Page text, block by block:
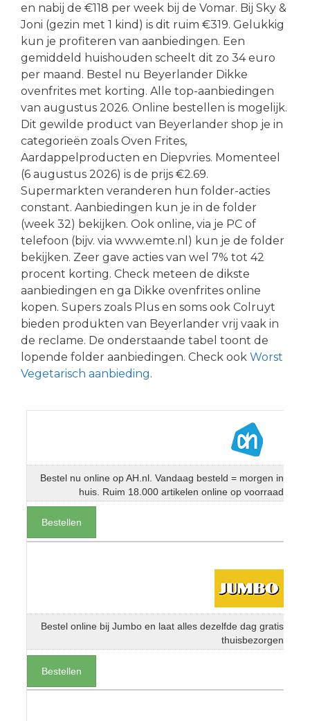
en nabij de €118 per week bij de Vomar. Bij Sky &
Joni (gezin met 1 kind) is dit ruim €319. Gelukkig
kun je profiteren van aanbiedingen. Een
gemiddeld huishouden scheelt dit zo 34 euro
per maand. Bestel nu Beyerlander Dikke
ovenfrites met korting. Alle top-aanbiedingen
van augustus 2026. Online bestellen is mogelijk.
Dit gewilde product van Beyerlander shop je in
categorieën zoals Oven Frites,
Aardappelproducten en Diepvries. Momenteel
(6 augustus 2026) is de prijs €2.69.
Supermarkten veranderen hun folder-acties
constant. Aanbiedingen kun je in de folder
(week 32) bekijken. Ook online, via je PC of
telefoon (bijv. via www.emte.nl) kun je de folder
bekijken. Zeer gave acties van wel 7% tot 42
procent korting. Check meteen de dikste
aanbiedingen en ga Dikke ovenfrites online
kopen. Supers zoals Plus en soms ook Colruyt
bieden produkten van Beyerlander vrij vaak in
de reclame. De onderstaande tabel toont de
lopende folder aanbiedingen. Check ook Worst
Vegetarisch aanbieding.
Bestel nu online op AH.nl. Vandaag besteld = morgen in
huis. Ruim 18.000 artikelen online op voorraad
Bestellen
Bestel online bij Jumbo en laat alles dezelfde dag gratis
thuisbezorgen
Bestellen